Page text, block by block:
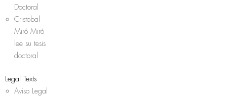
Doctoral
Cristobal
Miró Miró
lee su tesis
doctoral
Legal Texts
Aviso Legal